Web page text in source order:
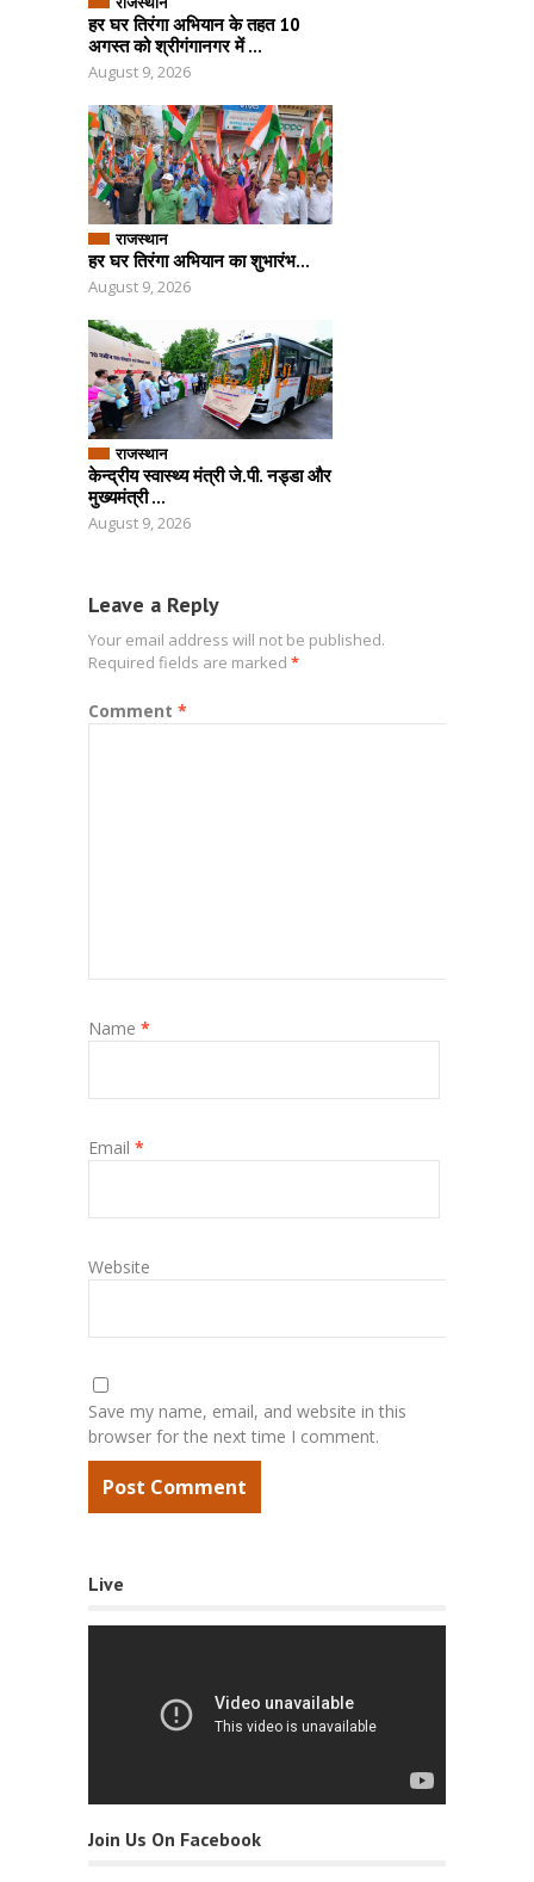
हर घर तिरंगा अभियान के तहत 10
अगस्त को श्रीगंगानगर में ...
August 9, 2026
राजस्थान
हर घर तिरंगा अभियान का शुभारंभ...
August 9, 2026
राजस्थान
केन्द्रीय स्वास्थ्य मंत्री जे.पी. नड्डा और
मुख्यमंत्री ...
August 9, 2026
Leave a Reply
Your email address will not be published.
Required fields are marked *
Comment *
Name *
Email *
Website
Save my name, email, and website in this
browser for the next time I comment.
Live
Join Us On Facebook